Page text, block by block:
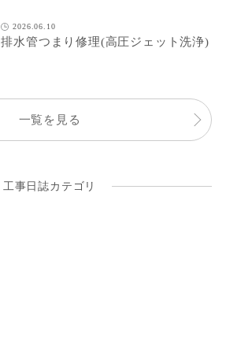
2026.06.10
排水管つまり修理(高圧ジェット洗浄)
一覧を見る
工事日誌カテゴリ